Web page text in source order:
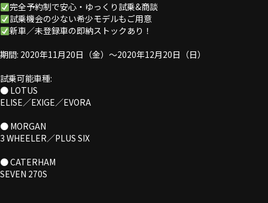
完全予約制で安心・ゆっくり試乗&商談
試乗機会の少ない希少モデルもご用意
新車／未登録車の即納ストックあり！
期間: 2020年11月20日（金）～2020年12月20日（日）
試乗可能車種:
● LOTUS
ELISE／EXIGE／EVORA
● MORGAN
3 WHEELER／PLUS SIX
● CATERHAM
SEVEN 270S